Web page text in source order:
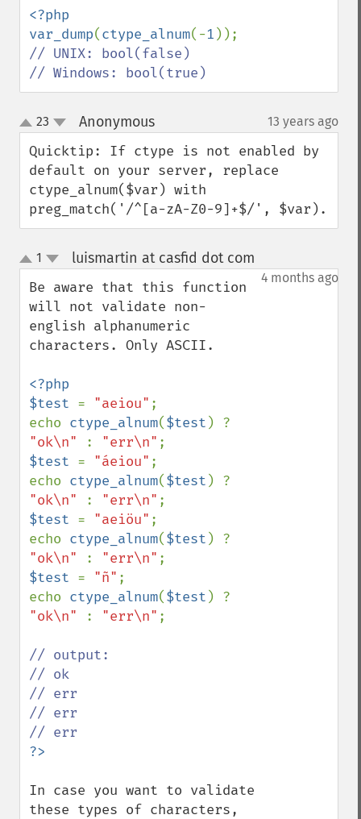
<?php
var_dump(ctype_alnum(-1
// UNIX: bool(false)
// Windows: bool(true)
up
down
23 Anonymous¶ 13 years ago
Quicktip: If ctype is not enabled by
default on your server, replace
ctype_alnum($var) with
preg_match('/^[a-zA-Z0-9]+$/', $var).
up
down
1 luismartin at casfid dot com
4 months ago
Be aware that this function
will not validate non-
english alphanumeric
characters. Only ASCII.
<?php
$test = "aeiou" ;
echo ctype_alnum($test
"ok\n"
: "err\n"
$test = "áeiou" ;
echo ctype_alnum($test
"ok\n"
: "err\n"
$test = "aeiöu" ;
echo ctype_alnum($test
"ok\n"
: "err\n"
$test = "ñ" ;
echo ctype_alnum($test
"ok\n"
: "err\n" ;
// output:
// ok
// err
// err
In case you want to validate
these types of characters,